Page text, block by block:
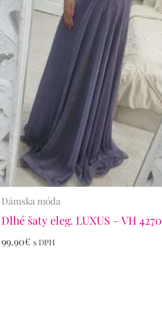
Dámska móda
Dlhé šaty eleg. LUXUS – VH 4270
99.90€ s DPH